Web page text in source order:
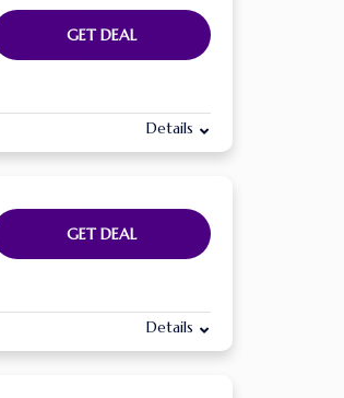
GET DEAL
Details
GET DEAL
Details